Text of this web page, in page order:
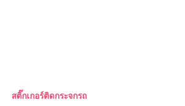
สติ๊กเกอร์ติดกระจกรถ